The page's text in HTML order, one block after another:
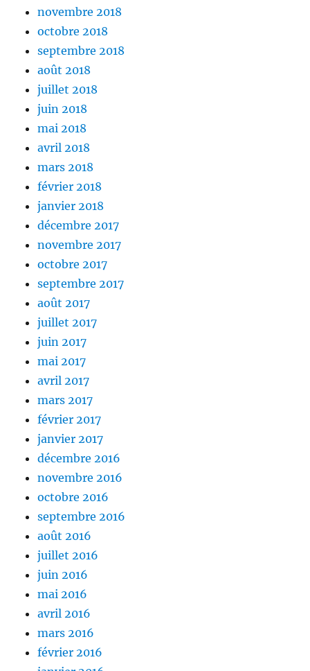
novembre 2018
octobre 2018
septembre 2018
août 2018
juillet 2018
juin 2018
mai 2018
avril 2018
mars 2018
février 2018
janvier 2018
décembre 2017
novembre 2017
octobre 2017
septembre 2017
août 2017
juillet 2017
juin 2017
mai 2017
avril 2017
mars 2017
février 2017
janvier 2017
décembre 2016
novembre 2016
octobre 2016
septembre 2016
août 2016
juillet 2016
juin 2016
mai 2016
avril 2016
mars 2016
février 2016